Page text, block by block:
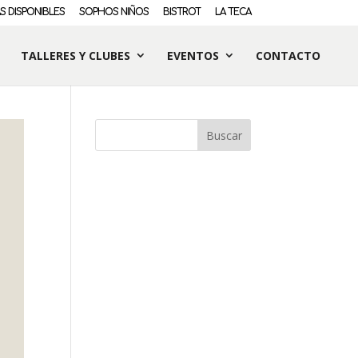
DISPONIBLES SOPHOS NIÑOS BISTROT LA TECA
TALLERES Y CLUBES EVENTOS CONTACTO